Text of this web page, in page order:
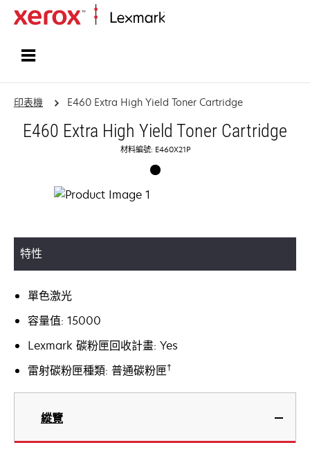
印表機 E460 Extra High Yield Toner Cartridge
E460 Extra High Yield Toner Cartridge
材料編號: E460X21P
特性
單色激光
容量值: 15000
Lexmark 碳粉匣回收計畫: Yes
雷射碳粉匣種類: 普通碳粉匣†
縱覽